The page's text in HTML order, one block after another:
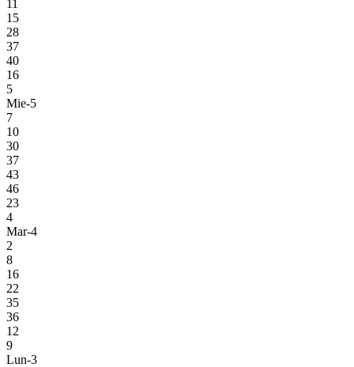
11
15
28
37
40
16
5
Mie-5
7
10
30
37
43
46
23
4
Mar-4
2
8
16
22
35
36
12
9
Lun-3